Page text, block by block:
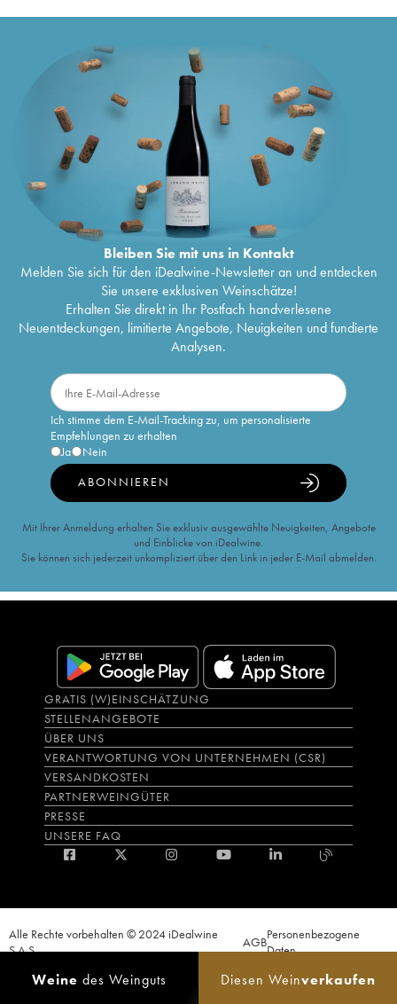
Weine des Weinguts Diesen Weinverkaufen
Bleiben Sie mit uns in Kontakt
Melden Sie sich für den iDealwine-Newsletter an und entdecken
Sie unsere exklusiven Weinschätze!
Erhalten Sie direkt in Ihr Postfach handverlesene
Neuentdeckungen, limitierte Angebote, Neuigkeiten und fundierte
Analysen.
Ich stimme dem E-Mail-Tracking zu, um personalisierte
Empfehlungen zu erhalten
Ja
Nein
ABONNIEREN
Mit Ihrer Anmeldung erhalten Sie exklusiv ausgewählte Neuigkeiten, Angebote
und Einblicke von iDealwine.
Sie können sich jederzeit unkompliziert über den Link in jeder E-Mail abmelden.
GRATIS (W)EINSCHÄTZUNG
STELLENANGEBOTE
ÜBER UNS
VERANTWORTUNG VON UNTERNEHMEN (CSR)
VERSANDKOSTEN
PARTNERWEINGÜTER
PRESSE
UNSERE FAQ
Alle Rechte vorbehalten © 2024 iDealwine
S.A.S.
AGBPersonenbezogene
Daten
Verkaufs verlangt. CODE DE LA SANTÉ PUBLIQUE, ART.L.3342-1 et L.3353-3